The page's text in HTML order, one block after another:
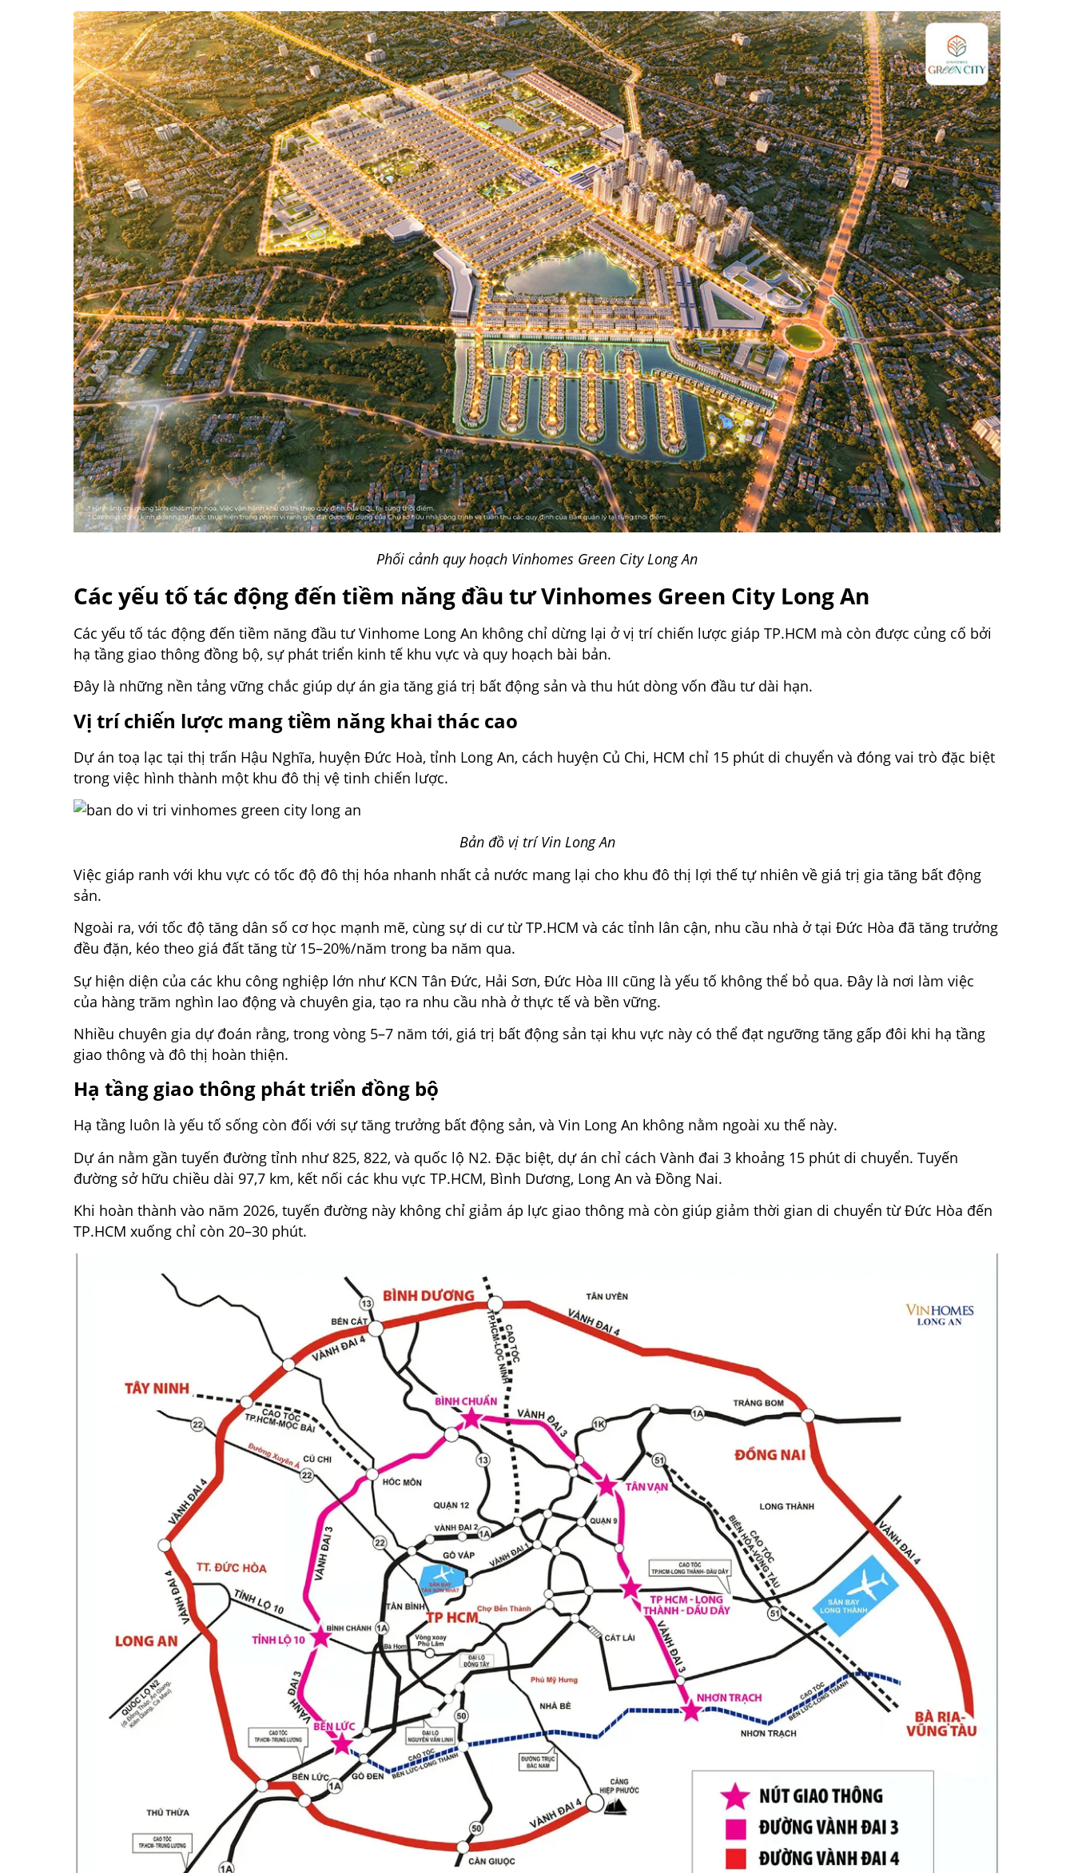
Phối cảnh quy hoạch Vinhomes Green City Long An
Các yếu tố tác động đến tiềm năng đầu tư Vinhomes Green City Long An
Các yếu tố tác động đến tiềm năng đầu tư Vinhome Long An không chỉ dừng lại ở vị trí chiến lược giáp TP.HCM mà còn được củng cố bởi
hạ tầng giao thông đồng bộ, sự phát triển kinh tế khu vực và quy hoạch bài bản.
Đây là những nền tảng vững chắc giúp dự án gia tăng giá trị bất động sản và thu hút dòng vốn đầu tư dài hạn.
Vị trí chiến lược mang tiềm năng khai thác cao
Dự án toạ lạc tại thị trấn Hậu Nghĩa, huyện Đức Hoà, tỉnh Long An, cách huyện Củ Chi, HCM chỉ 15 phút di chuyển và đóng vai trò đặc biệt
trong việc hình thành một khu đô thị vệ tinh chiến lược.
Bản đồ vị trí Vin Long An
Việc giáp ranh với khu vực có tốc độ đô thị hóa nhanh nhất cả nước mang lại cho khu đô thị lợi thế tự nhiên về giá trị gia tăng bất động
sản.
Ngoài ra, với tốc độ tăng dân số cơ học mạnh mẽ, cùng sự di cư từ TP.HCM và các tỉnh lân cận, nhu cầu nhà ở tại Đức Hòa đã tăng trưởng
đều đặn, kéo theo giá đất tăng từ 15–20%/năm trong ba năm qua.
Sự hiện diện của các khu công nghiệp lớn như KCN Tân Đức, Hải Sơn, Đức Hòa III cũng là yếu tố không thể bỏ qua. Đây là nơi làm việc
của hàng trăm nghìn lao động và chuyên gia, tạo ra nhu cầu nhà ở thực tế và bền vững.
Nhiều chuyên gia dự đoán rằng, trong vòng 5–7 năm tới, giá trị bất động sản tại khu vực này có thể đạt ngưỡng tăng gấp đôi khi hạ tầng
giao thông và đô thị hoàn thiện.
Hạ tầng giao thông phát triển đồng bộ
Hạ tầng luôn là yếu tố sống còn đối với sự tăng trưởng bất động sản, và Vin Long An không nằm ngoài xu thế này.
Dự án nằm gần tuyến đường tỉnh như 825, 822, và quốc lộ N2. Đặc biệt, dự án chỉ cách Vành đai 3 khoảng 15 phút di chuyển. Tuyến
đường sở hữu chiều dài 97,7 km, kết nối các khu vực TP.HCM, Bình Dương, Long An và Đồng Nai.
Khi hoàn thành vào năm 2026, tuyến đường này không chỉ giảm áp lực giao thông mà còn giúp giảm thời gian di chuyển từ Đức Hòa đến
TP.HCM xuống chỉ còn 20–30 phút.